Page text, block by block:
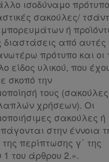
ισοδύναμο
σακούλες/
ή
από αυτές
πρότυπο και οι
είδος υλικού, που
σκοπό την
τους
χρήσεων). Οι
σακούλες ή
στην έννοια
περίπτωσης γ΄ της
του άρθρου 2.».